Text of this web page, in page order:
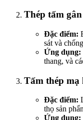
Thép tấm
Đặc điểm:
sát và
Ứng dụng:
thang, và
Tấm thép mạ
Đặc điểm:
thọ sản
Ứng dụng: